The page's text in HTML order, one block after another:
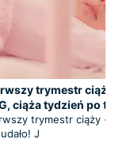
trymestr
ciąża tydzień po
trymestr ciąży -
J